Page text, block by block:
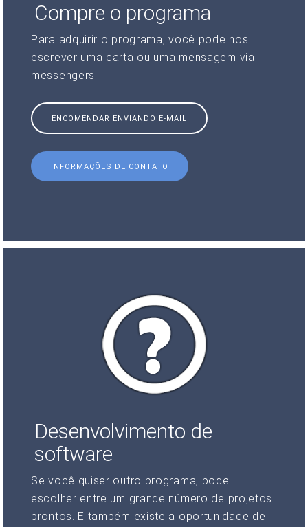
Compre o programa
Para adquirir o programa, você pode nos
escrever uma carta ou uma mensagem via
messengers
ENCOMENDAR ENVIANDO E-MAIL
INFORMAÇÕES DE CONTATO
Desenvolvimento de
software
Se você quiser outro programa, pode
escolher entre um grande número de projetos
prontos. E também existe a oportunidade de